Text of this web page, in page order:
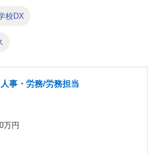
校DX
事・労務/労務担当
万円